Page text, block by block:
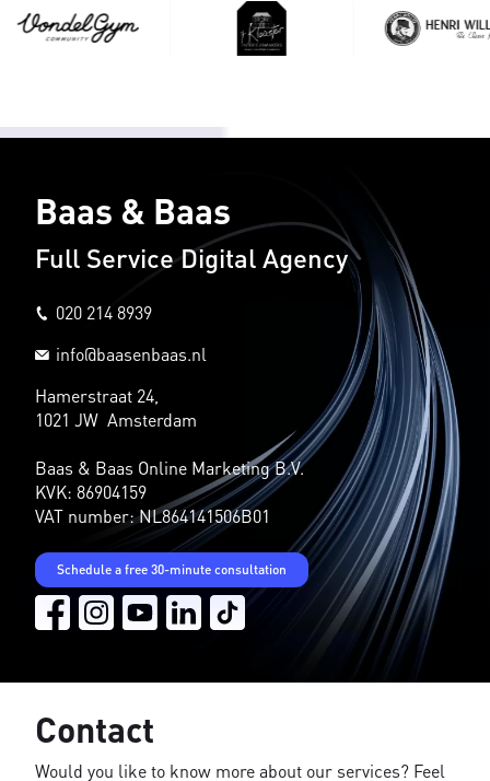
Baas & Baas
Full Service Digital Agency
020 214 8939
info@baasenbaas.nl
Hamerstraat 24,
1021 JW Amsterdam
Baas & Baas Online Marketing B.V.
KVK: 86904159
VAT number: NL864141506B01
Schedule a free 30-minute consultation
Contact
Would you like to know more about our services? Feel